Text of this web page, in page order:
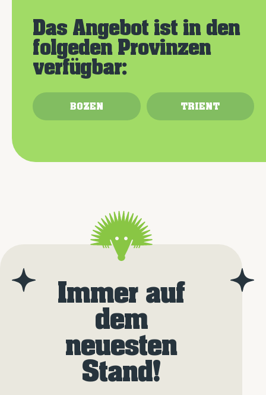
Das Angebot ist in den
folgeden Provinzen
verfügbar:
BOZEN TRIENT
Immer auf
dem
neuesten
Stand!